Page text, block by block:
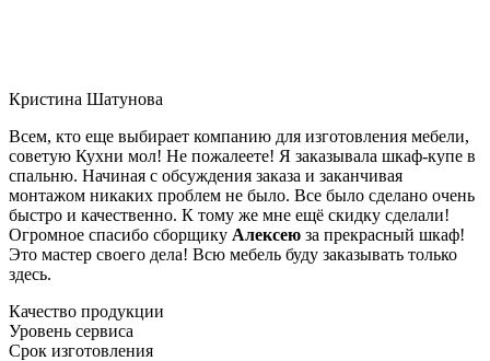
Кристина Шатунова
Всем, кто еще выбирает компанию для изготовления мебели,
советую Кухни мол! Не пожалеете! Я заказывала шкаф-купе в
спальню. Начиная с обсуждения заказа и заканчивая
монтажом никаких проблем не было. Все было сделано очень
быстро и качественно. К тому же мне ещё скидку сделали!
Огромное спасибо сборщику Алексею за прекрасный шкаф!
Это мастер своего дела! Всю мебель буду заказывать только
здесь.
Качество продукции
Уровень сервиса
Срок изготовления